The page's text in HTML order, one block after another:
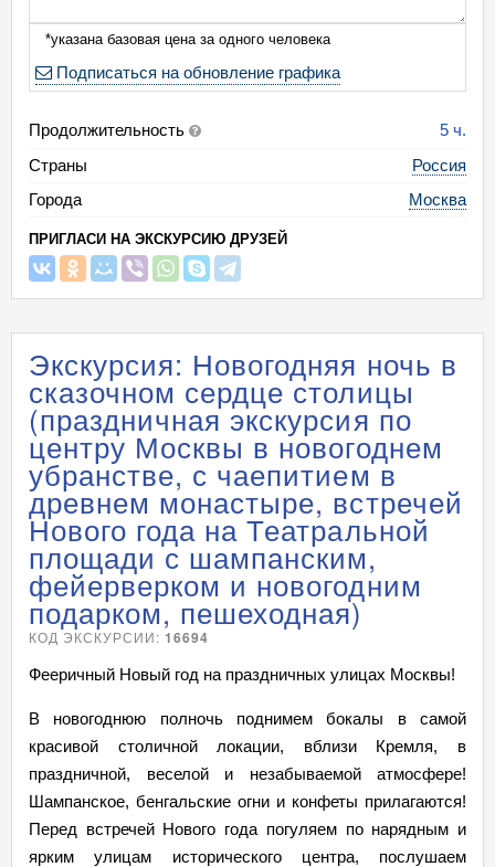
*указана базовая цена за одного человека
Подписаться на обновление графика
Продолжительность
5 ч.
Страны
Россия
Города
Москва
ПРИГЛАСИ НА ЭКСКУРСИЮ ДРУЗЕЙ
Экскурсия: Новогодняя ночь в
сказочном сердце столицы
(праздничная экскурсия по
центру Москвы в новогоднем
убранстве, с чаепитием в
древнем монастыре, встречей
Нового года на Театральной
площади с шампанским,
фейерверком и новогодним
подарком, пешеходная)
КОД ЭКСКУРСИИ: 16694
Фееричный Новый год на праздничных улицах Москвы!
В новогоднюю полночь поднимем бокалы в самой
красивой столичной локации, вблизи Кремля, в
праздничной, веселой и незабываемой атмосфере!
Шампанское, бенгальские огни и конфеты прилагаются!
Перед встречей Нового года погуляем по нарядным и
ярким улицам исторического центра, послушаем